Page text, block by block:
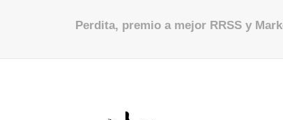
Perdita, premio a mejor RRSS y